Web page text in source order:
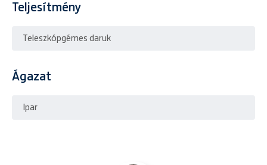
Teljesítmény
Teleszkópgémes daruk
Ágazat
Ipar